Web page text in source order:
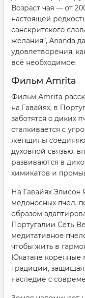
Возраст чая — от
настоящей
санскритского
желания”, Ananda
удовлетворения,
всё необходимое.
Фильм Amrita
Фильм Amrita
на Гавайях, в
заботятся о диких
сталкивается с
женщины
духовной связью,
развиваются в
химикатов и
На Гавайях Элисон
медоносных пчел,
образом
Португалии Сеть
медитативное
чтобы жить в
Юкатане коренные
традиции, защищая
наследие с